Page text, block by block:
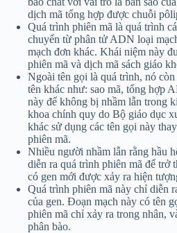
dịch mã tổng hợp được chuỗi
Quá trình phiên mã là quá trình
chuyển từ phân tử ADN loại
mạch đơn khác. Khái niệm này
phiên mã và dịch mã sách giáo
Ngoài tên gọi là quá trình, nó
tên khác như: sao mã, tổng hợp
này để không bị nhầm lẫn trong
khoa chính quy do Bộ giáo dục
khác sử dụng các tên gọi này
phiên mã.
Nhiều người nhầm lẫn rằng hầu
diễn ra quá trình phiên mã để
có gen mới được xảy ra hiện
Quá trình phiên mã này chỉ diễn
của gen. Đoạn mạch này có tên
phiên mã chỉ xảy ra trong nhân,
phân bào.